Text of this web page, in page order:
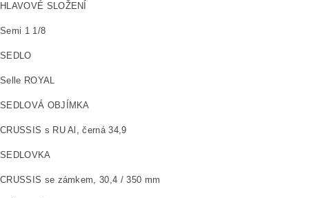
HLAVOVÉ SLOŽENÍ
Semi 1 1/8
SEDLO
Selle ROYAL
SEDLOVÁ OBJÍMKA
CRUSSIS s RU Al, černá 34,9
SEDLOVKA
CRUSSIS se zámkem, 30,4 / 350 mm